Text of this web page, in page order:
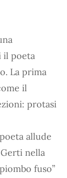
il poeta
La prima
il
protasi
allude
nella
fuso”